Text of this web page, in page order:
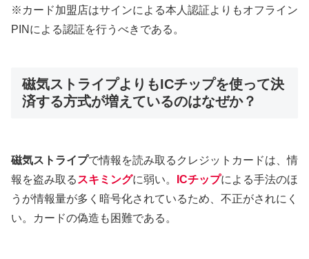
※カード加盟店はサインによる本人認証よりもオフライン
PINによる認証を行うべきである。
磁気ストライプよりもICチップを使って決
済する方式が増えているのはなぜか？
磁気ストライプで情報を読み取るクレジットカードは、情
報を盗み取る スキミングに弱い。 ICチップによる手法のほ
うが情報量が多く暗号化されているため、不正がされにく
い。カードの偽造も困難である。